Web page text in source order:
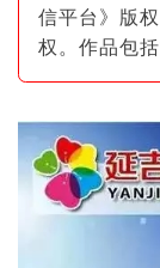
信平台》版
权。作品包